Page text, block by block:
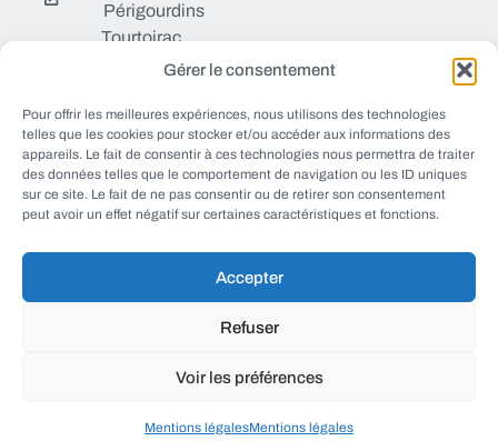
Gérer le consentement
Pour offrir les meilleures expériences, nous utilisons des technologies
telles que les cookies pour stocker et/ou accéder aux informations des
appareils. Le fait de consentir à ces technologies nous permettra de traiter
des données telles que le comportement de navigation ou les ID uniques
sur ce site. Le fait de ne pas consentir ou de retirer son consentement
peut avoir un effet négatif sur certaines caractéristiques et fonctions.
Accepter
Refuser
Voir les préférences
Mentions légalesMentions légales
Périgourdins
Tourtoirac
© EWANEWS tous droits
réservés
https://ewanews.com/fee
d/
Qui sommes nous ?
Sources et Blogs
Numéros utiles
conception FORMACREA